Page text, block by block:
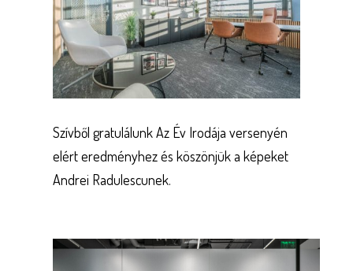
Szívből gratulálunk Az Év Irodája versenyén
elért eredményhez és köszönjük a képeket
Andrei Radulescunek.